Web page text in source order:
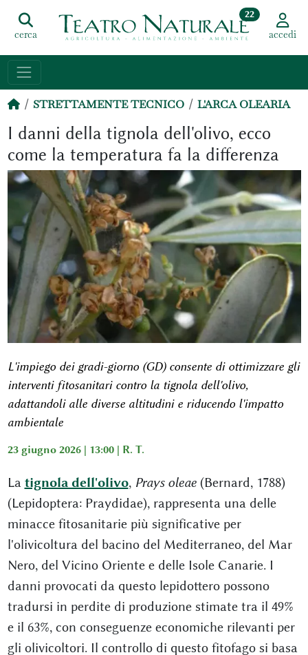
cerca
22
accedi
STRETTAMENTE TECNICO L'ARCA OLEARIA
I danni della tignola dell'olivo, ecco
come la temperatura fa la differenza
L'impiego dei gradi-giorno (GD) consente di ottimizzare gli
interventi fitosanitari contro la tignola dell'olivo,
adattandoli alle diverse altitudini e riducendo l'impatto
ambientale
23 giugno 2026 | 13:00 | R. T.
La tignola dell'olivo, Prays oleae(Bernard, 1788)
(Lepidoptera: Praydidae), rappresenta una delle
minacce fitosanitarie più significative per
l'olivicoltura del bacino del Mediterraneo, del Mar
Nero, del Vicino Oriente e delle Isole Canarie. I
danni provocati da questo lepidottero possono
tradursi in perdite di produzione stimate tra il 49%
e il 63%, con conseguenze economiche rilevanti per
gli olivicoltori. Il controllo di questo fitofago si basa